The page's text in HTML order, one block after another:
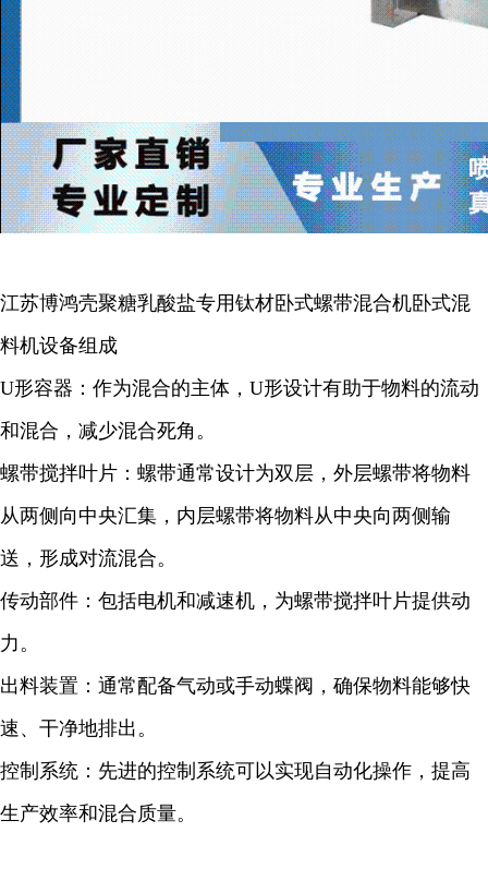
江苏博鸿壳聚糖乳酸盐专用钛材卧式螺带混合机卧式混
料机设备组成
U形容器：作为混合的主体，U形设计有助于物料的流动
和混合，减少混合死角。
螺带搅拌叶片：螺带通常设计为双层，外层螺带将物料
从两侧向中央汇集，内层螺带将物料从中央向两侧输
送，形成对流混合。
传动部件：包括电机和减速机，为螺带搅拌叶片提供动
力。
出料装置：通常配备气动或手动蝶阀，确保物料能够快
速、干净地排出。
控制系统：先进的控制系统可以实现自动化操作，提高
生产效率和混合质量。